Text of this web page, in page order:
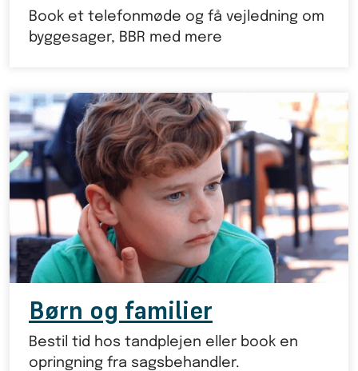
Book et telefonmøde og få vejledning om
byggesager, BBR med mere
Børn og familier
Bestil tid hos tandplejen eller book en
opringning fra sagsbehandler.